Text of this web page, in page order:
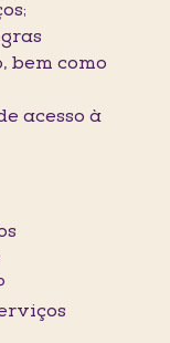
bem como
acesso à